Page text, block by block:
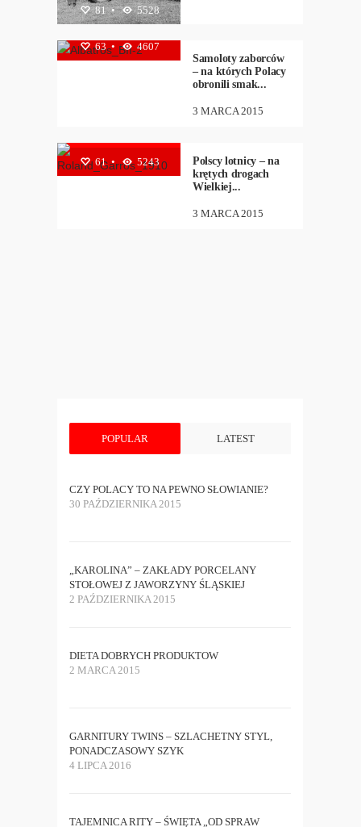
81 • 5528
HISTORIA ,
LOTNICTWO ,
PIOTR
BIELIŃSKI
63 •
4607
Samoloty zaborców
– na których Polacy
obronili smak...
3 MARCA 2015
PIOTR
BIELIŃSKI
61 • 5243
Polscy lotnicy – na
krętych drogach
Wielkiej...
3 MARCA 2015
POPULAR LATEST
CZY POLACY TO NA PEWNO SŁOWIANIE?
30 PAŹDZIERNIKA 2015
„KAROLINA” – ZAKŁADY PORCELANY
STOŁOWEJ Z JAWORZYNY ŚLĄSKIEJ
2 PAŹDZIERNIKA 2015
DIETA DOBRYCH PRODUKTOW
2 MARCA 2015
GARNITURY TWINS – SZLACHETNY STYL,
PONADCZASOWY SZYK
4 LIPCA 2016
TAJEMNICA RITY – ŚWIĘTA „OD SPRAW